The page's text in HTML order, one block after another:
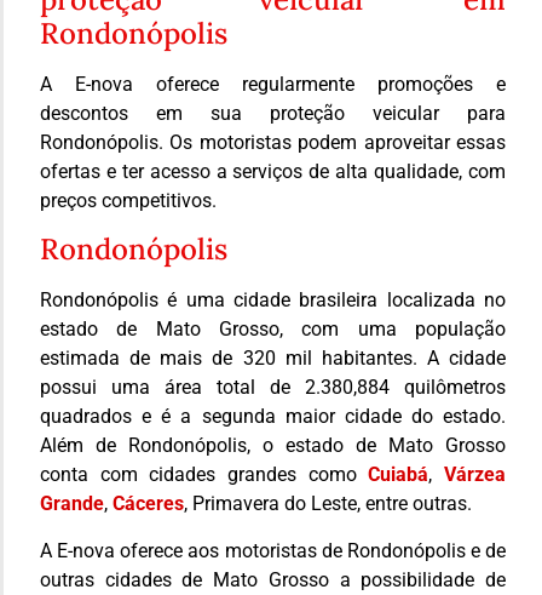
Rondonópolis
A E-nova oferece regularmente promoções e
descontos em sua proteção veicular para
Rondonópolis. Os motoristas podem aproveitar essas
ofertas e ter acesso a serviços de alta qualidade, com
preços competitivos.
Rondonópolis
Rondonópolis é uma cidade brasileira localizada no
estado de Mato Grosso, com uma população
estimada de mais de 320 mil habitantes. A cidade
possui uma área total de 2.380,884 quilômetros
quadrados e é a segunda maior cidade do estado.
Além de Rondonópolis, o estado de Mato Grosso
conta com cidades grandes comoCuiabá,Várzea
Grande, Cáceres, Primavera do Leste, entre outras.
A E-nova oferece aos motoristas de Rondonópolis e de
outras cidades de Mato Grosso a possibilidade de